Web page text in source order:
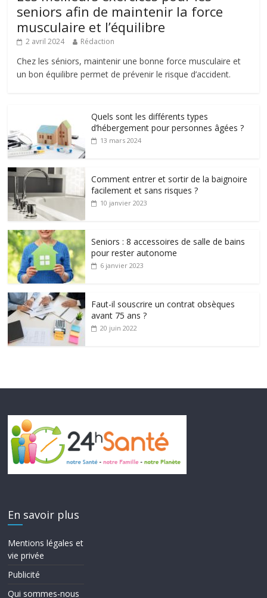
seniors afin de maintenir la force
musculaire et l’équilibre
2 avril 2024 Rédaction
Chez les séniors, maintenir une bonne force musculaire et
un bon équilibre permet de prévenir le risque d’accident.
Quels sont les différents types
d’hébergement pour personnes âgées ?
13 mars 2024
Comment entrer et sortir de la baignoire
facilement et sans risques ?
10 janvier 2023
Seniors : 8 accessoires de salle de bains
pour rester autonome
6 janvier 2023
Faut-il souscrire un contrat obsèques
avant 75 ans ?
20 juin 2022
En savoir plus
Mentions légales et
vie privée
Publicité
Qui sommes-nous